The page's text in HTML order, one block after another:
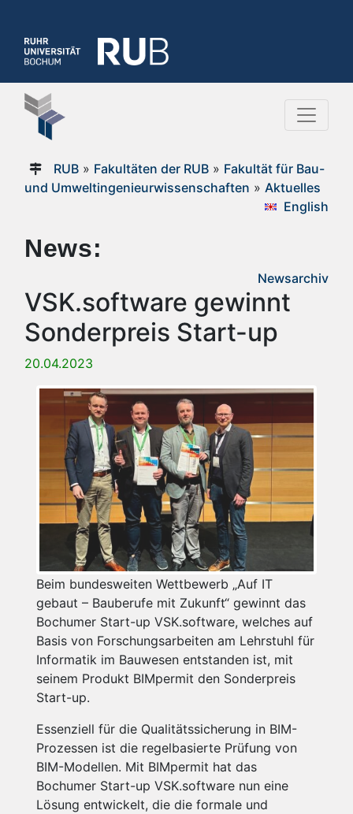
RUB» Fakultäten der RUB» Fakultät für Bau-
und Umweltingenieurwissenschaften » Aktuelles
English
News:
Newsarchiv
VSK.software gewinnt
Sonderpreis Start-up
20.04.2023
Beim bundesweiten Wettbewerb „Auf IT
gebaut – Bauberufe mit Zukunft“ gewinnt das
Bochumer Start-up VSK.software, welches auf
Basis von Forschungsarbeiten am Lehrstuhl für
Informatik im Bauwesen entstanden ist, mit
seinem Produkt BIMpermit den Sonderpreis
Start-up.
Essenziell für die Qualitätssicherung in BIM-
Prozessen ist die regelbasierte Prüfung von
BIM-Modellen. Mit BIMpermit hat das
Bochumer Start-up VSK.software nun eine
Lösung entwickelt, die die formale und